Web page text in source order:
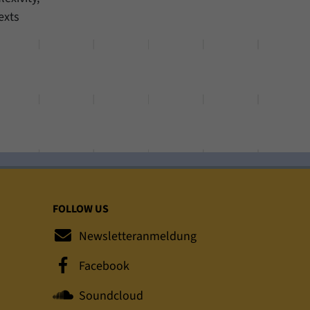
FOLLOW US
Newsletteranmeldung
Facebook
Soundcloud